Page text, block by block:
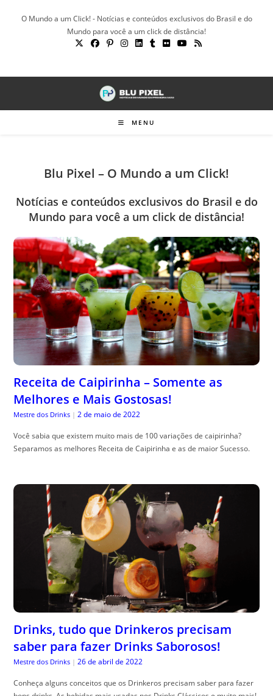
O Mundo a um Click! - Notícias e conteúdos exclusivos do Brasil e do
Mundo para você a um click de distância!
MENU
Blu Pixel – O Mundo a um Click!
Notícias e conteúdos exclusivos do Brasil e do
Mundo para você a um click de distância!
Receita de Caipirinha – Somente as
Melhores e Mais Gostosas!
Mestre dos Drinks | 2 de maio de 2022
Você sabia que existem muito mais de 100 variações de caipirinha?
Separamos as melhores Receita de Caipirinha e as de maior Sucesso.
Drinks, tudo que Drinkeros precisam
saber para fazer Drinks Saborosos!
Mestre dos Drinks | 26 de abril de 2022
Conheça alguns conceitos que os Drinkeros precisam saber para fazer